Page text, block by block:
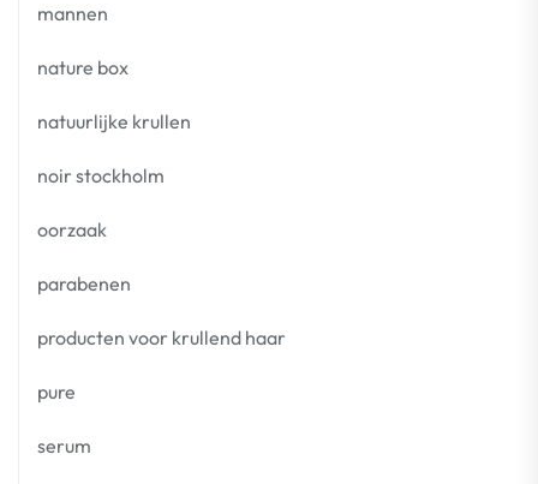
mannen
nature box
natuurlijke krullen
noir stockholm
oorzaak
parabenen
producten voor krullend haar
pure
serum